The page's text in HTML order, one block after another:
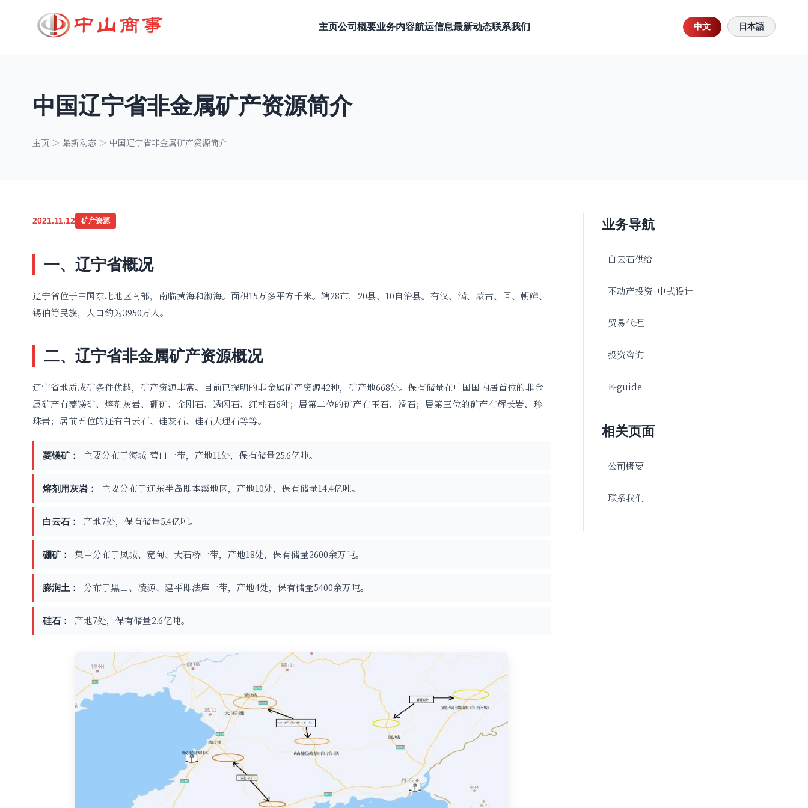
主页公司概要业务内容航运信息最新动态联系我们 中文 日本語
中国辽宁省非金属矿产资源简介
主页＞ 最新动态 ＞ 中国辽宁省非金属矿产资源简介
2021.11.12 矿产资源
一、辽宁省概况
辽宁省位于中国东北地区南部，南临黄海和渤海。面积15万多平方千米。辖28市，20县、10自治县。有汉、满、蒙古、回、朝鲜、
锡伯等民族，人口约为3950万人。
二、辽宁省非金属矿产资源概况
辽宁省地质成矿条件优越，矿产资源丰富。目前已探明的非金属矿产资源42种，矿产地668处。保有储量在中国国内居首位的非金
属矿产有菱镁矿、熔剂灰岩、硼矿、金刚石、透闪石、红柱石6种；居第二位的矿产有玉石、滑石；居第三位的矿产有辉长岩、珍
珠岩；居前五位的还有白云石、硅灰石、硅石大理石等等。
菱镁矿： 主要分布于海城-营口一带，产地11处，保有储量25.6亿吨。
熔剂用灰岩： 主要分布于辽东半岛即本溪地区，产地10处，保有储量14.4亿吨。
白云石： 产地7处，保有储量5.4亿吨。
硼矿： 集中分布于凤城、宽甸、大石桥一带，产地18处，保有储量2600余万吨。
膨润土： 分布于黑山、凌源、建平即法库一带，产地4处，保有储量5400余万吨。
硅石： 产地7处，保有储量2.6亿吨。
业务导航
白云石供给
不动产投资·中式设计
贸易代理
投资咨询
E-guide
相关页面
公司概要
联系我们